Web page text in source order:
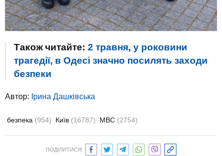
Також читайте: 2 травня, у роковини
трагедії, в Одесі значно посилять заходи
безпеки
Автор: Ірина Дашківська
безпека (954) Київ (16787) МВС (2754)
ПОДІЛИТИСЯ: